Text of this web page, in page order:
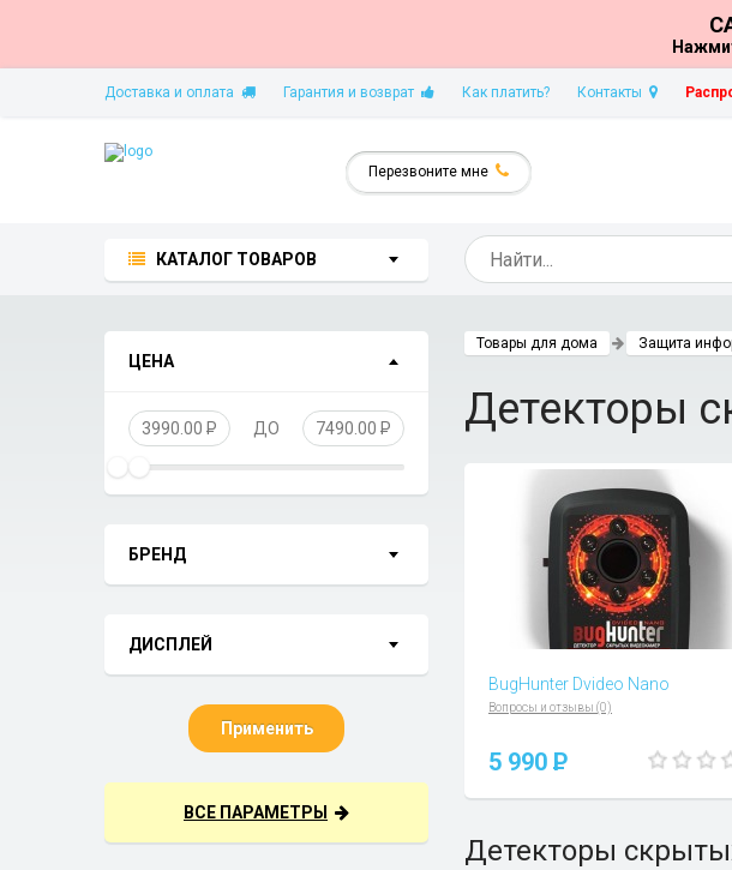
Доставка и оплата Гарантия и возврат Как платить? Контакты
Перезвоните мне
КАТАЛОГ ТОВАРОВ
ЦЕНА
3990.00 P ДО 7490.00 P
БРЕНД
ДИСПЛЕЙ
Применить
ВСЕ ПАРАМЕТРЫ
Товары для дома Защита
Детекторы
BugHunter Dvideo Nano
Вопросы и отзывы (0)
5 990 P
Детекторы